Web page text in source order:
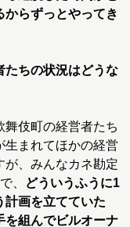
からずっとやってき
ちの状況はどうな
舞伎町の経営者たち
生まれてほかの経営
が、みんなカネ勘定
、
どういうふうに1
計画を立てていた
を組んでビルオーナ